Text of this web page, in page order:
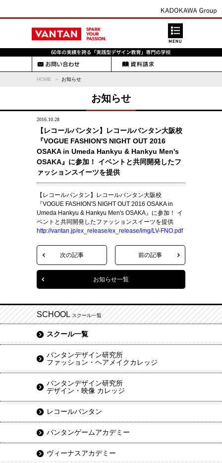
HOME お知らせ
お知らせ
2016.10.28
【レコールバンタン】レコールバンタン大阪校
『VOGUE FASHION'S NIGHT OUT 2016
OSAKA in Umeda Hankyu & Hankyu Men's
OSAKA』に参加！ イベントと共同開発したフ
ァッションスイーツを提供
【レコールバンタン】レコールバンタン大阪校
『VOGUE FASHION'S NIGHT OUT 2016 OSAKA in
Umeda Hankyu & Hankyu Men's OSAKA』に参加！ イ
ベントと共同開発したファッションスイーツを提供
http://vantan.jp/ex_release/ex_release/img/LV-FNO.pdf
次の記事 前の記事
お知らせ一覧
SCHOOL スクール一覧
スクール一覧
バンタンデザイン研究所
ファッション・ヘアメイクカレッジ
バンタンデザイン研究所
デザイン・映像 カレッジ
レコールバンタン
バンタンゲームアカデミー
ヴィーナスアカデミー